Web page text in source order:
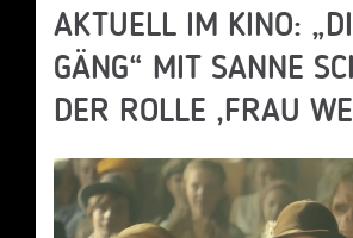
AKTUELL IM KINO:
GÄNG“ MIT SANNE
DER ROLLE ‚FRAU